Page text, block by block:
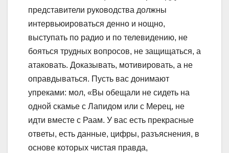
представители руководства должны
интервьюироваться денно и нощно,
выступать по радио и по телевидению, не
бояться трудных вопросов, не защищаться, а
атаковать. Доказывать, мотивировать, а не
оправдываться. Пусть вас донимают
упреками: мол, «Вы обещали не сидеть на
одной скамье с Лапидом или с Мерец, не
идти вместе с Раам. У вас есть прекрасные
ответы, есть данные, цифры, разъяснения, в
основе которых чистая правда,